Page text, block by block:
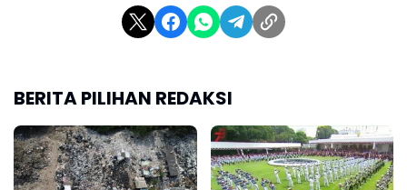
BERITA PILIHAN REDAKSI